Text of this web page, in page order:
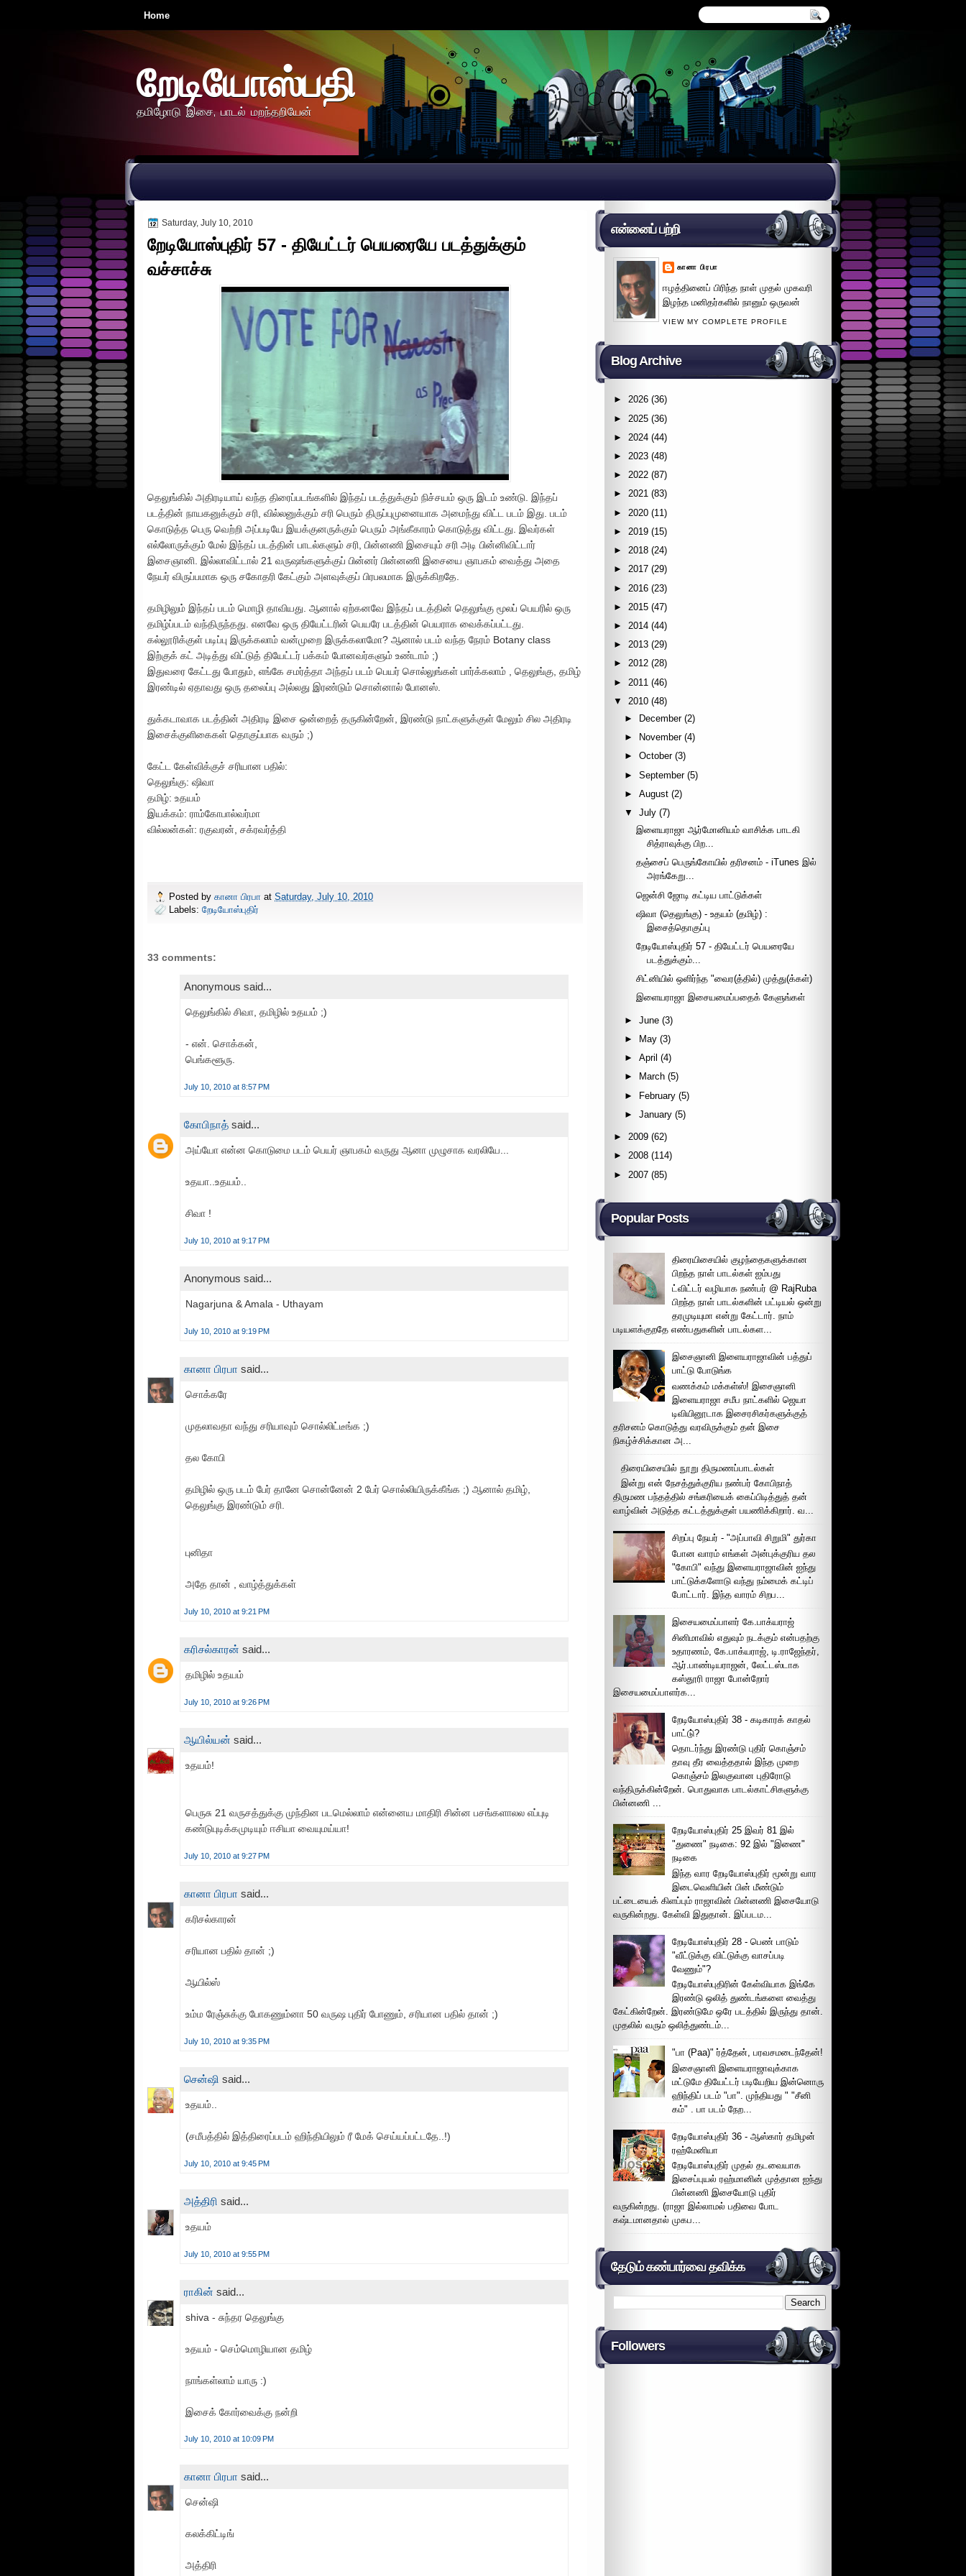
Home
றேடியோஸ்பதி
தமிழோடு இசை, பாடல் மறந்தறியேன்
Saturday, July 10, 2010
றேடியோஸ்புதிர் 57 - தியேட்டர் பெயரையே படத்துக்கும்
வச்சாச்சு
தெலுங்கில் அதிரடியாய் வந்த திரைப்படங்களில் இந்தப் படத்துக்கும் நிச்சயம் ஒரு இடம் உண்டு. இந்தப்
படத்தின் நாயகனுக்கும் சரி, வில்லனுக்கும் சரி பெரும் திருப்புமுனையாக அமைந்து விட்ட படம் இது. படம்
கொடுத்த பெரு வெற்றி அப்படியே இயக்குனருக்கும் பெரும் அங்கீகாரம் கொடுத்து விட்டது. இவர்கள்
எல்லோருக்கும் மேல் இந்தப் படத்தின் பாடல்களும் சரி, பின்னணி இசையும் சரி அடி பின்னிவிட்டார்
இசைஞானி. இல்லாவிட்டால் 21 வருஷங்களுக்குப் பின்னர் பின்னணி இசையை ஞாபகம் வைத்து அதை
நேயர் விருப்பமாக ஒரு சகோதரி கேட்கும் அளவுக்குப் பிரபலமாக இருக்கிறதே.
தமிழிலும் இந்தப் படம் மொழி தாவியது. ஆனால் ஏற்கனவே இந்தப் படத்தின் தெலுங்கு மூலப் பெயரில் ஒரு
தமிழ்ப்படம் வந்திருந்தது. எனவே ஒரு தியேட்டரின் பெயரே படத்தின் பெயராக வைக்கப்பட்டது.
கல்லூரிக்குள் படிப்பு இருக்கலாம் வன்முறை இருக்கலாமோ? ஆனால் படம் வந்த நேரம் Botany class
இற்குக் கட் அடித்து விட்டுத் தியேட்டர் பக்கம் போனவர்களும் உண்டாம் ;)
இதுவரை கேட்டது போதும், எங்கே சமர்த்தா அந்தப் படம் பெயர் சொல்லுங்கள் பார்க்கலாம் , தெலுங்கு, தமிழ்
இரண்டில் ஏதாவது ஒரு தலைப்பு அல்லது இரண்டும் சொன்னால் போனஸ்.
துக்கடாவாக படத்தின் அதிரடி இசை ஒன்றைத் தருகின்றேன், இரண்டு நாட்களுக்குள் மேலும் சில அதிரடி
இசைக்குளிகைகள் தொகுப்பாக வரும் ;)
கேட்ட கேள்விக்குச் சரியான பதில்:
தெலுங்கு: ஷிவா
தமிழ்: உதயம்
இயக்கம்: ராம்கோபால்வர்மா
வில்லன்கள்: ரகுவரன், சக்ரவர்த்தி
Posted by கானா பிரபா at Saturday, July 10, 2010
Labels: றேடியோஸ்புதிர்
33 comments:
Anonymous said...
தெலுங்கில் சிவா, தமிழில் உதயம் ;)
- என். சொக்கன்,
பெங்களூரு.
July 10, 2010 at 8:57 PM
கோபிநாத் said...
அய்யோ என்ன கொடுமை படம் பெயர் ஞாபகம் வருது ஆனா முழுசாக வரலியே...
உதயா..உதயம்..
சிவா !
July 10, 2010 at 9:17 PM
Anonymous said...
Nagarjuna & Amala - Uthayam
July 10, 2010 at 9:19 PM
கானா பிரபா said...
சொக்கரே
முதலாவதா வந்து சரியாவும் சொல்லிட்டீங்க ;)
தல கோபி
தமிழில் ஒரு படம் பேர் தானே சொன்னேன் 2 பேர் சொல்லியிருக்கீங்க ;) ஆனால் தமிழ்,
தெலுங்கு இரண்டும் சரி.
புனிதா
அதே தான் , வாழ்த்துக்கள்
July 10, 2010 at 9:21 PM
க‌ரிச‌ல்கார‌ன் said...
த‌மிழில் உத‌ய‌ம்
July 10, 2010 at 9:26 PM
ஆயில்யன் said...
உதயம்!
பெருசு 21 வருசத்துக்கு முந்தின படமெல்லாம் என்னைய மாதிரி சின்ன பசங்களாலல எப்புடி
கண்டுபுடிக்கமுடியும் ஈசியா வையுமய்யா!
July 10, 2010 at 9:27 PM
கானா பிரபா said...
கரிசல்காரன்
சரியான பதில் தான் ;)
ஆயில்ஸ்
உம்ம ரேஞ்சுக்கு போகணும்னா 50 வருஷ புதிர் போணும், சரியான பதில் தான் ;)
July 10, 2010 at 9:35 PM
சென்ஷி said...
உதயம்..
(சமீபத்தில் இத்திரைப்படம் ஹிந்தியிலும் ரீ மேக் செய்யப்பட்டதே..!)
July 10, 2010 at 9:45 PM
அத்திரி said...
உதயம்
July 10, 2010 at 9:55 PM
ராகின் said...
shiva - சுந்தர தெலுங்கு
உதயம் - செம்மொழியான தமிழ்
நாங்கள்லாம் யாரு :)
இசைக் கோர்வைக்கு நன்றி
July 10, 2010 at 10:09 PM
கானா பிரபா said...
சென்ஷி
கலக்கிட்டிங்
அத்திரி
என்னைப் பற்றி
கானா பிரபா
ஈழத்தினைப் பிரிந்த நாள் முதல் முகவரி
இழந்த மனிதர்களில் நானும் ஒருவன்
VIEW MY COMPLETE PROFILE
Blog Archive
► 2026 (36)
► 2025 (36)
► 2024 (44)
► 2023 (48)
► 2022 (87)
► 2021 (83)
► 2020 (11)
► 2019 (15)
► 2018 (24)
► 2017 (29)
► 2016 (23)
► 2015 (47)
► 2014 (44)
► 2013 (29)
► 2012 (28)
► 2011 (46)
▼
2010 (48)
►
December (2)
►
November (4)
►October (3)
►September (5)
►August (2)
▼
July (7)
இளையராஜா ஆர்மோனியம் வாசிக்க பாடகி
சித்ராவுக்கு பிற...
தஞ்சைப் பெருங்கோயில் தரிசனம் - iTunes இல்
அரங்கேறு...
ஜென்சி ஜோடி கட்டிய பாட்டுக்கள்
ஷிவா (தெலுங்கு) - உதயம் (தமிழ்) :
இசைத்தொகுப்பு
றேடியோஸ்புதிர் 57 - தியேட்டர் பெயரையே
படத்துக்கும்...
சிட்னியில் ஒளிர்ந்த "வைர(த்தில்) முத்து(க்கள்)
இளையராஜா இசையமைப்பதைக் கேளுங்கள்
►June (3)
►
May (3)
►April (4)
►
March (5)
► February (5)
►January (5)
► 2009 (62)
► 2008 (114)
► 2007 (85)
Popular Posts
திரையிசையில் குழந்தைகளுக்கான
பிறந்த நாள் பாடல்கள் ஐம்பது
ட்விட்டர் வழியாக நண்பர் @ RajRuba
பிறந்த நாள் பாடல்களின் பட்டியல் ஒன்று
தரமுடியுமா என்று கேட்டார். நாம்
படியளக்குறதே எண்பதுகளின் பாடல்கள...
இசைஞானி இளையராஜாவின் பத்துப்
பாட்டு போடுங்க
வணக்கம் மக்கள்ஸ்! இசைஞானி
இளையராஜா சமீப நாட்களில் ஜெயா
டிவியினூடாக இசைரசிகர்களுக்குத்
தரிசனம் கொடுத்து வரவிருக்கும் தன் இசை
நிகழ்ச்சிக்கான அ...
திரையிசையில் நூறு திருமணப்பாடல்கள்
இன்று என் நேசத்துக்குரிய நண்பர் கோபிநாத்
திருமண பந்தத்தில் சங்கரியைக் கைப்பிடித்துத் தன்
வாழ்வின் அடுத்த கட்டத்துக்குள் பயணிக்கிறார். வ...
சிறப்பு நேயர் - "அப்பாவி சிறுமி" துர்கா
போன வாரம் எங்கள் அன்புக்குரிய தல
"கோபி" வந்து இளையராஜாவின் ஐந்து
பாட்டுக்களோடு வந்து நம்மைக் கட்டிப்
போட்டார். இந்த வாரம் சிறப...
இசையமைப்பாளர் கே.பாக்யராஜ்
சினிமாவில் எதுவும் நடக்கும் என்பதற்கு
உதாரணம், கே.பாக்யராஜ், டி.ராஜேந்தர்,
ஆர்.பாண்டியராஜன், லேட்டஸ்டாக
கஸ்தூரி ராஜா போன்றோர்
இசையமைப்பாளர்க...
றேடியோஸ்புதிர் 38 - கடிகாரக் காதல்
பாட்டு்?
தொடர்ந்து இரண்டு புதிர் கொஞ்சம்
தாவு தீர வைத்ததால் இந்த முறை
கொஞ்சம் இலகுவான புதிரோடு
வந்திருக்கின்றேன். பொதுவாக பாடல்காட்சிகளுக்கு
பின்னணி ...
றேடியோஸ்புதிர் 25 இவர் 81 இல்
"துணை" நடிகை: 92 இல் "இணை"
நடிகை
இந்த வார றேடியோஸ்புதிர் மூன்று வார
இடைவெளியின் பின் மீண்டும்
பட்டையைக் கிளப்பும் ராஜாவின் பின்னணி இசையோடு
வருகின்றது. கேள்வி இதுதான். இப்படம...
றேடியோஸ்புதிர் 28 - பெண் பாடும்
"வீட்டுக்கு விட்டுக்கு வாசப்படி
வேணும்"?
றேடியோஸ்புதிரின் கேள்வியாக இங்கே
இரண்டு ஒலித் துண்டங்களை வைத்து
கேட்கின்றேன். இரண்டுமே ஒரே படத்தில் இருந்து தான்.
முதலில் வரும் ஒலித்துண்டம்...
"பா (Paa)" ர்த்தேன், பரவசமடைந்தேன்!
இசைஞானி இளையராஜாவுக்காக
மட்டுமே தியேட்டர் படியேறிய இன்னொரு
ஹிந்திப் படம் "பா". முந்தியது " "சீனி
கம்" . பா படம் நேற...
றேடியோஸ்புதிர் 36 - ஆஸ்கார் தமிழன்
ரஹ்மேனியா
றேடியோஸ்புதிர் முதல் தடவையாக
இசைப்புயல் ரஹ்மானின் முத்தான ஐந்து
பின்னணி இசையோடு புதிர்
வருகின்றது. (ராஜா இல்லாமல் பதிவை போட
கஷ்டமானதால் முகப...
தேடும் கண்பார்வை தவிக்க
Followers